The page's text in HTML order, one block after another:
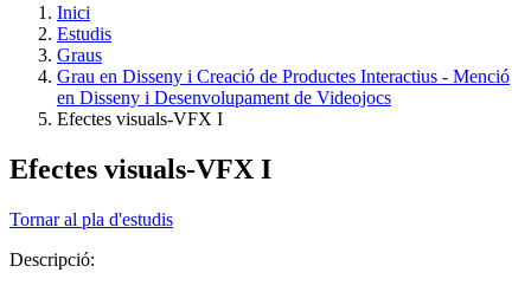
Inici
Estudis
Graus
Grau en Disseny i Creació de Productes Interactius - Menció
en Disseny i Desenvolupament de Videojocs
Efectes visuals-VFX I
Efectes visuals-VFX I
Tornar al pla d'estudis
Descripció: